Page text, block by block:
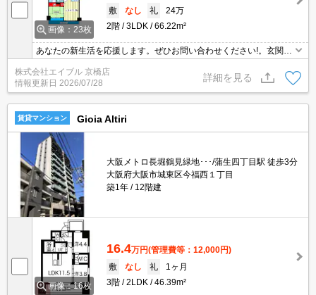
画像：23枚
敷
なし 礼
24万
2階
3LDK 66.22m²
あなたの新生活を応援します。ぜひお問い合わせください!。玄関オ
ートロックなので安心。
株式会社エイブル 京橋店
情報更新日 2026/07/28
詳細を見る
賃貸マンション Gioia Altiri
大阪メトロ長堀鶴見緑地･･･/蒲生四丁目駅 徒歩3分
大阪府大阪市城東区今福西１丁目
築1年
12階建
画像：16枚
16.4万円(管理費等：12,000円)
敷
なし 礼
1ヶ月
3階
2LDK 46.39m²